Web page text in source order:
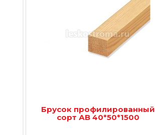
Брусок профилированный
сорт АВ 40*50*1500